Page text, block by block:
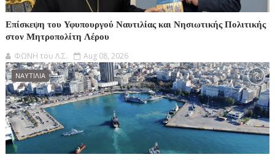
Επίσκεψη του Υφυπουργού Ναυτιλίας και Νησιωτικής Πολιτικής
στον Μητροπολίτη Λέρου
ΦΩΝΗ του Λ.Σ. Aug 08, 2026
ΝΑΥΤΙΛΙΑ